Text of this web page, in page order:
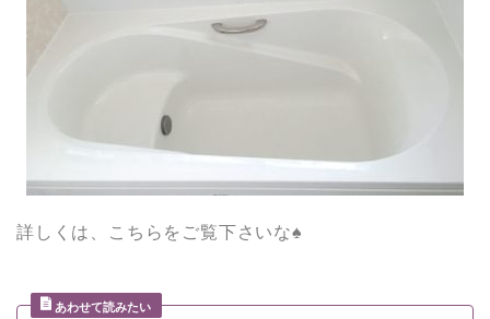
詳しくは、こちらをご覧下さいな♠